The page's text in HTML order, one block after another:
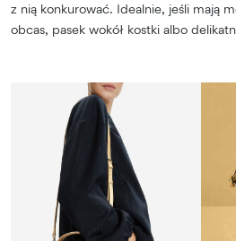
z nią konkurować. Idealnie, jeśli mają
obcas, pasek wokół kostki albo